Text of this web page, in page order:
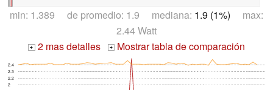
min: 1.389 de promedio: 1.9 mediana: 1.9 (1%) max:
2.44 Watt
+ 2 mas detalles + Mostrar tabla de comparación
2
2.2
2.3
2.4